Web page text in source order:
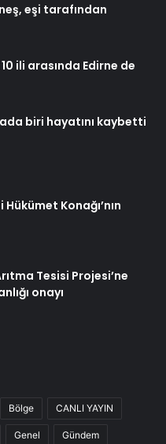
eşi tarafından
ili arasında Edirne de
biri hayatını kaybetti
Hükümet Konağı’nın
Tesisi Projesi’ne
onayı
Bölge CANLI YAYIN
Genel Gündem